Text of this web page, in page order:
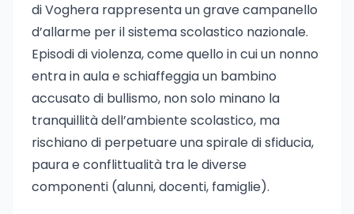
di Voghera rappresenta un grave campanello
d’allarme per il sistema scolastico nazionale.
Episodi di violenza, come quello in cui un nonno
entra in aula e schiaffeggia un bambino
accusato di bullismo, non solo minano la
tranquillità dell’ambiente scolastico, ma
rischiano di perpetuare una spirale di sfiducia,
paura e conflittualità tra le diverse
componenti (alunni, docenti, famiglie).